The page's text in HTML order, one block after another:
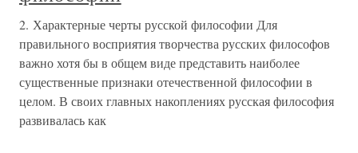
2. Характерные черты русской философии Для
правильного восприятия творчества русских философов
важно хотя бы в общем виде представить наиболее
существенные признаки отечественной философии в
целом. В своих главных накоплениях русская философия
развивалась как